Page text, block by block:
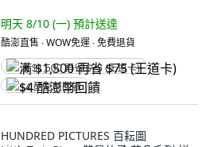
明天 8/10 (一) 預計送達
酷澎直售 ∙ WOW免運 ∙ 免費退貨
满 $1,500 再省 $75 (王道卡)
$4 酷澎幣回饋
HUNDRED PICTURES 百耘圖